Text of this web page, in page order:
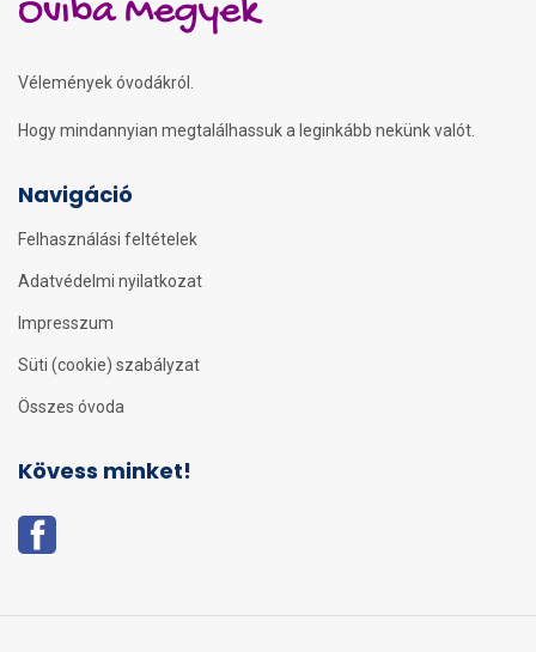
Oviba Megyek
Vélemények óvodákról.
Hogy mindannyian megtalálhassuk a leginkább nekünk valót.
Navigáció
Felhasználási feltételek
Adatvédelmi nyilatkozat
Impresszum
Süti (cookie) szabályzat
Összes óvoda
Kövess minket!